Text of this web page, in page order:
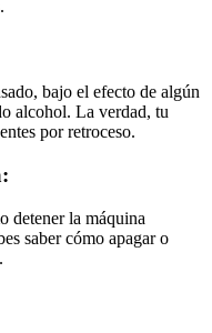
bajo el efecto de algún
alcohol. La verdad, tu
por retroceso.
detener la máquina
saber cómo apagar o